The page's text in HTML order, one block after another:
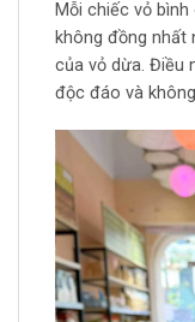
Mỗi chiếc vỏ
không đồng nhất
của vỏ dừa. Điều
độc đáo và